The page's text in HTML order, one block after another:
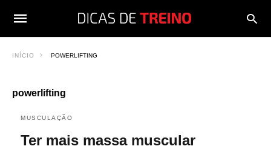
INÍCIO POWERLIFTING
powerlifting
MUSCULAÇÃO
Ter mais massa muscular